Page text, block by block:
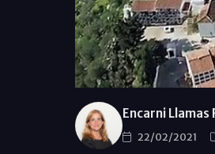
Encarni Llamas
22/02/2021